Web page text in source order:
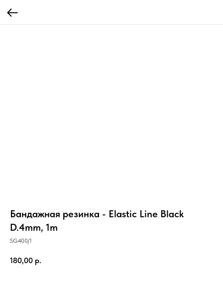
Бандажная резинка - Elastic Line Black
D.4mm, 1m
SG400/1
180,00 р.